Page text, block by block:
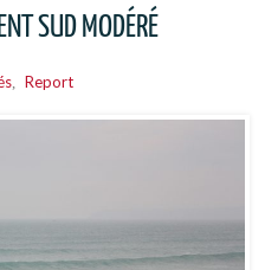
SUD MODÉRÉ
Report